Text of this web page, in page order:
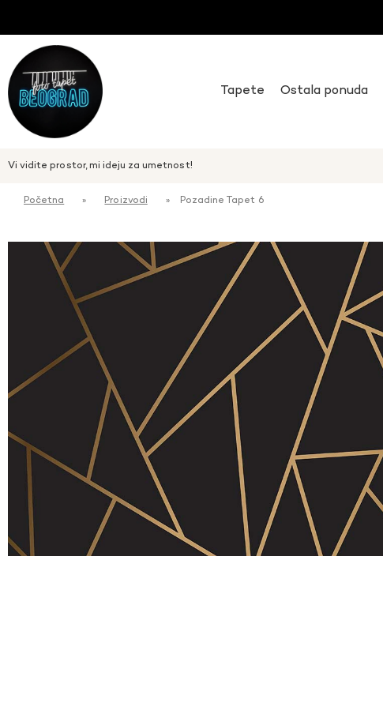
Tapete Ostala ponuda
Vi vidite prostor, mi ideju za umetnost!
Početna » Proizvodi » Pozadine Tapet 6